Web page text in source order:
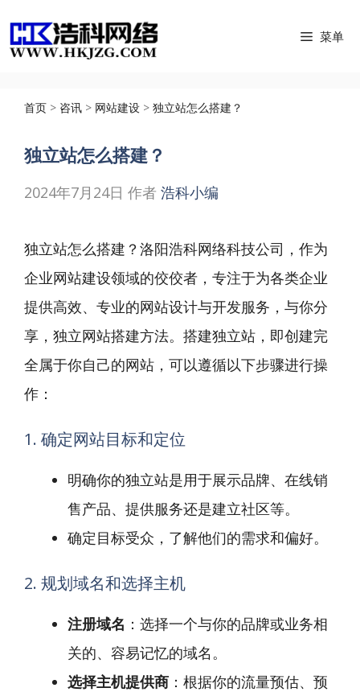
至
菜单
首页 > 咨讯 > 网站建设 > 独立站怎么搭建？
独立站怎么搭建？
2024年7月24日 作者 浩科小编
独立站怎么搭建？洛阳浩科网络科技公司，作为
企业网站建设领域的佼佼者，专注于为各类企业
提供高效、专业的网站设计与开发服务，与你分
享，独立网站搭建方法。搭建独立站，即创建完
全属于你自己的网站，可以遵循以下步骤进行操
作：
1. 确定网站目标和定位
明确你的独立站是用于展示品牌、在线销
售产品、提供服务还是建立社区等。
确定目标受众，了解他们的需求和偏好。
2. 规划域名和选择主机
注册域名 ：选择一个与你的品牌或业务相
关的、容易记忆的域名。
选择主机提供商 ：根据你的流量预估、预